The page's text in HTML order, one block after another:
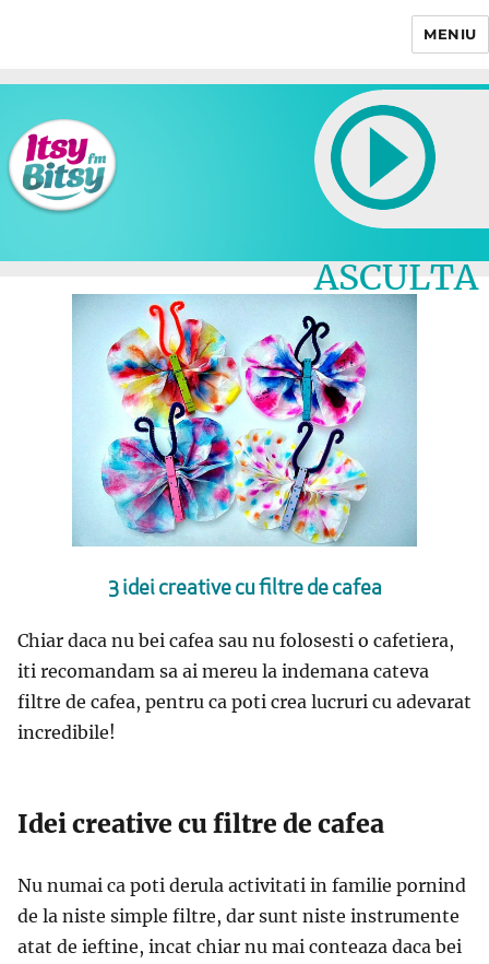
MENIU
ASCULTA
LIVE
3 idei creative cu filtre de cafea
Chiar daca nu bei cafea sau nu folosesti o cafetiera,
iti recomandam sa ai mereu la indemana cateva
filtre de cafea, pentru ca poti crea lucruri cu adevarat
incredibile!
Idei creative cu filtre de cafea
Nu numai ca poti derula activitati in familie pornind
de la niste simple filtre, dar sunt niste instrumente
atat de ieftine, incat chiar nu mai conteaza daca bei